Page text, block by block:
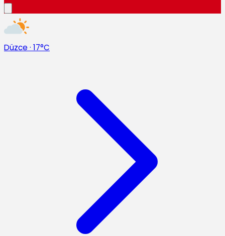
Düzce · 17°C